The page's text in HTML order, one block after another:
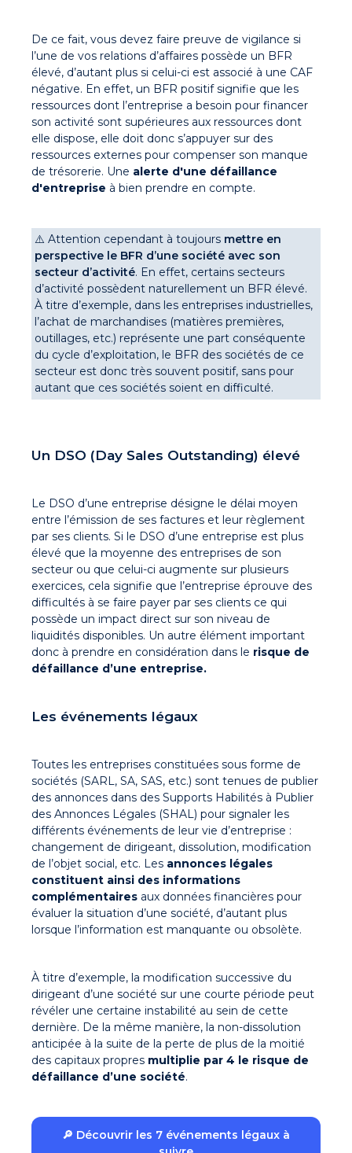
De ce fait, vous devez faire preuve de vigilance si
l’une de vos relations d’affaires possède un BFR
élevé, d’autant plus si celui-ci est associé à une CAF
négative. En effet, un BFR positif signifie que les
ressources dont l’entreprise a besoin pour financer
son activité sont supérieures aux ressources dont
elle dispose, elle doit donc s’appuyer sur des
ressources externes pour compenser son manque
de trésorerie. Une alerte d'une défaillance
d'entreprise à bien prendre en compte.
⚠️ Attention cependant à toujours mettre en
perspective le BFR d’une société avec son
secteur d’activité. En effet, certains secteurs
d’activité possèdent naturellement un BFR élevé.
À titre d’exemple, dans les entreprises industrielles,
l’achat de marchandises (matières premières,
outillages, etc.) représente une part conséquente
du cycle d’exploitation, le BFR des sociétés de ce
secteur est donc très souvent positif, sans pour
autant que ces sociétés soient en difficulté.
Un DSO (Day Sales Outstanding) élevé
Le DSO d’une entreprise désigne le délai moyen
entre l’émission de ses factures et leur règlement
par ses clients. Si le DSO d’une entreprise est plus
élevé que la moyenne des entreprises de son
secteur ou que celui-ci augmente sur plusieurs
exercices, cela signifie que l’entreprise éprouve des
difficultés à se faire payer par ses clients ce qui
possède un impact direct sur son niveau de
liquidités disponibles. Un autre élément important
donc à prendre en considération dans le risque de
défaillance d’une entreprise.
Les événements légaux
Toutes les entreprises constituées sous forme de
sociétés (SARL, SA, SAS, etc.) sont tenues de publier
des annonces dans des Supports Habilités à Publier
des Annonces Légales (SHAL) pour signaler les
différents événements de leur vie d’entreprise :
changement de dirigeant, dissolution, modification
de l’objet social, etc. Les annonces légales
constituent ainsi des informations
complémentaires aux données financières pour
évaluer la situation d’une société, d’autant plus
lorsque l’information est manquante ou obsolète.
À titre d’exemple, la modification successive du
dirigeant d’une société sur une courte période peut
révéler une certaine instabilité au sein de cette
dernière. De la même manière, la non-dissolution
anticipée à la suite de la perte de plus de la moitié
des capitaux propres multiplie par 4 le risque de
défaillance d’une société.
🔎 Découvrir les 7 événements légaux à